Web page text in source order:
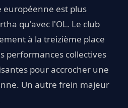
européenne est plus
qu'avec l'OL. Le club
à la treizième place
performances collectives
pour accrocher une
Un autre frein majeur